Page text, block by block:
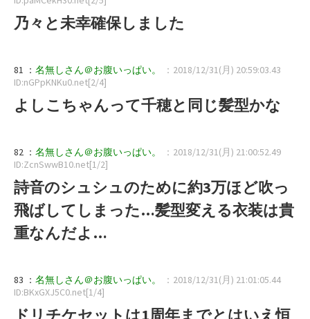
乃々と未幸確保しました
81 ： 名無しさん＠お腹いっぱい。
：2018/12/31(月) 20:59:03.43
ID:nGPpKNKu0.net[2/4]
よしこちゃんって千穂と同じ髪型かな
82 ： 名無しさん＠お腹いっぱい。
：2018/12/31(月) 21:00:52.49
ID:ZcnSwwB10.net[1/2]
詩音のシュシュのために約3万ほど吹っ
飛ばしてしまった…髪型変える衣装は貴
重なんだよ…
83 ： 名無しさん＠お腹いっぱい。
：2018/12/31(月) 21:01:05.44
ID:BKxGXJ5C0.net[1/4]
ドリチケセットは1周年までとはいえ恒